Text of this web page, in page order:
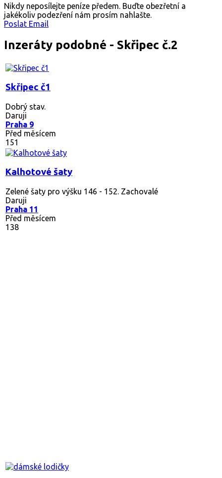
Nikdy neposílejte peníze předem. Buďte obezřetní a
jakékoliv podezření nám prosím nahlašte.
Poslat Email
Inzeráty podobné - Skřipec č.2
Skřipec č1
Dobrý stav.
Daruji
Praha 9
Před měsícem
151
Kalhotové šaty
Zelené šaty pro výšku 146 - 152. Zachovalé
Daruji
Praha 11
Před měsícem
138